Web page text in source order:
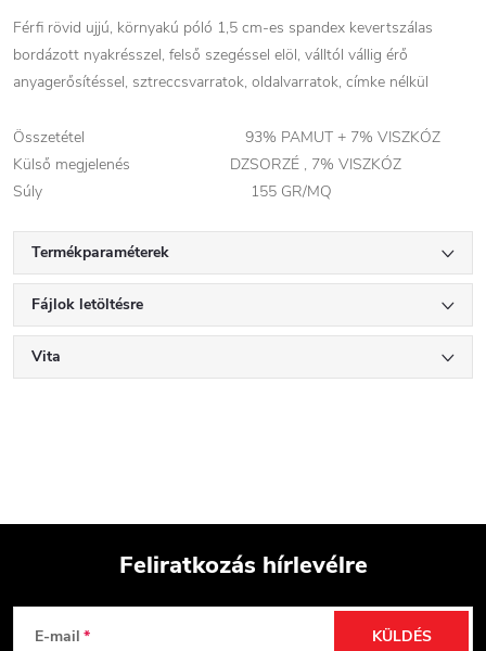
Férfi rövid ujjú, környakú póló 1,5 cm-es spandex kevertszálas
bordázott nyakrésszel, felső szegéssel elöl, válltól vállig érő
anyagerősítéssel, sztreccsvarratok, oldalvarratok, címke nélkül
Összetétel 93% PAMUT + 7% VISZKÓZ
Külső megjelenés DZSORZÉ , 7% VISZKÓZ
Súly 155 GR/MQ
Termékparaméterek
Fájlok letöltésre
Vita
L
Feliratkozás hírlevélre
E-mail KÜLDÉS